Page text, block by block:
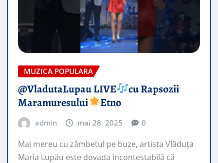
MUZICA POPULARA
​@VladutaLupau LIVE
cu Rapsozii
Maramuresului
Etno
admin mai 28, 2025 0
Mai mereu cu zâmbetul pe buze, artista Vlăduța
Maria Lupău este dovada incontestabilă că